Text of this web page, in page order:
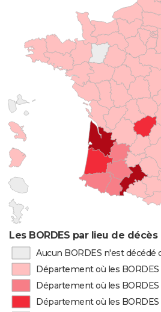
Les BORDES par lieu de décès
Aucun BORDES n'est
Département où les
Département où les
Département où les